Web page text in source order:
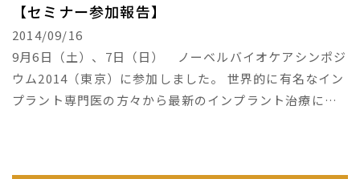
【セミナー参加報告】
2014/09/16
9月6日（土）、7日（日） ノーベルバイオケアシンポジ
ウム2014（東京）に参加しました。 世界的に有名なイン
プラント専門医の方々から最新のインプラント治療につ